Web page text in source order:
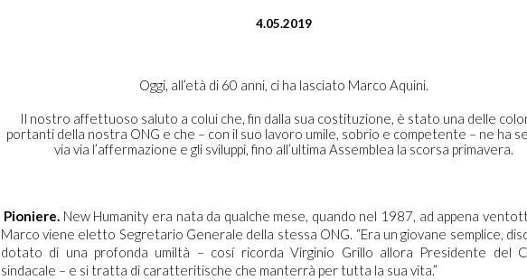
4.05.2019
Oggi, all’età di 60 anni, ci ha lasciato Marco Aquini.
Il nostro affettuoso saluto a colui che, fin dalla sua costituzione, è stato una delle
portanti della nostra ONG e che – con il suo lavoro umile, sobrio e competente – ne ha
via via l’affermazione e gli sviluppi, fino all’ultima Assemblea la scorsa primavera.
Pioniere. New Humanity era nata da qualche mese, quando nel 1987, ad appena
Marco viene eletto Segretario Generale della stessa ONG. “Era un giovane semplice,
dotato di una profonda umiltà – cosí ricorda Virginio Grillo allora Presidente del
sindacale – e si tratta di caratteritische che manterrà per tutta la sua vita.”